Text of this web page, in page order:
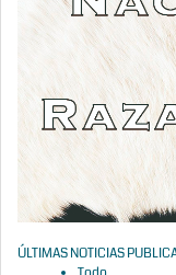
ÚLTIMAS NOTICIAS